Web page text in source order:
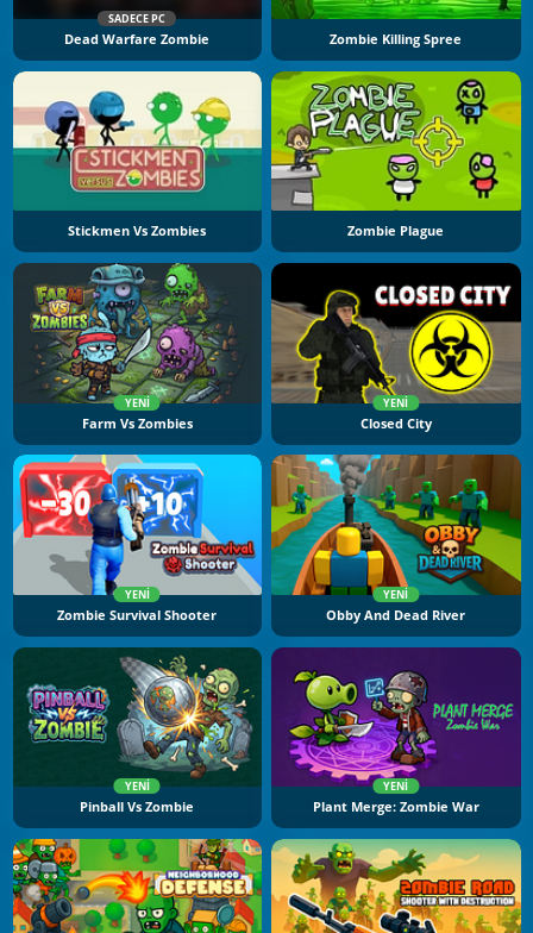
SADECE PC
Dead Warfare Zombie Zombie Killing Spree
Stickmen Vs Zombies Zombie Plague
YENI
Farm Vs Zombies
YENI
Closed City
YENI
Zombie Survival Shooter
YENI
Obby And Dead River
YENI
Pinball Vs Zombie
YENI
Plant Merge: Zombie War